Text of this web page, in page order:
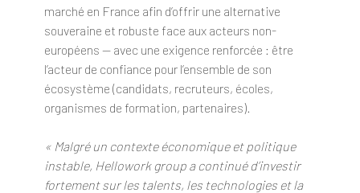
marché en France afin d’offrir une alternative
souveraine et robuste face aux acteurs non-
européens — avec une exigence renforcée : être
l’acteur de confiance pour l’ensemble de son
écosystème (candidats, recruteurs, écoles,
organismes de formation, partenaires).
« Malgré un contexte économique et politique
instable, Hellowork group a continué d’investir
fortement sur les talents, les technologies et la